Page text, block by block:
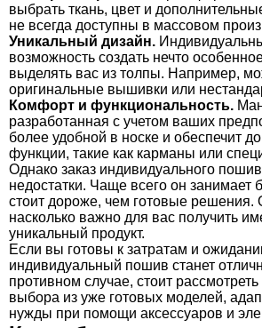
выбрать ткань, цвет и
не всегда доступны в массовом
Уникальный дизайн.
возможность создать нечто
выделять вас из толпы. Например,
оригинальные вышивки или
Комфорт и функциональность.
разработанная с учетом ваших
более удобной в носке и обеспечит
функции, такие как карманы или
Однако заказ индивидуального
недостатки. Чаще всего он занимает
стоит дороже, чем готовые решения.
насколько важно для вас получить
уникальный продукт.
Если вы готовы к затратам и
индивидуальный пошив станет
противном случае, стоит
выбора из уже готовых моделей,
нужды при помощи аксессуаров и